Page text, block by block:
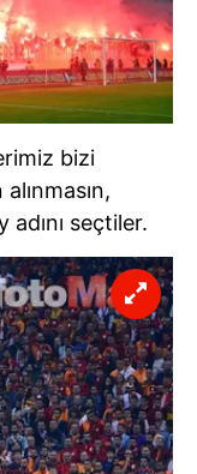
bizi
seçtiler.